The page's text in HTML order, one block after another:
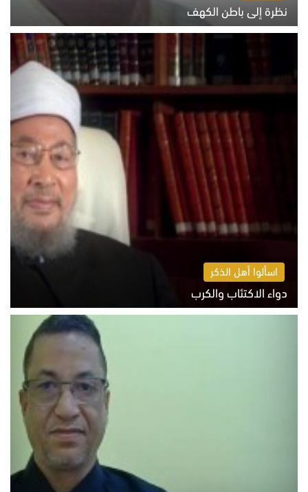
نظرة إلى باطن الكهف
السبت 8 أغسطس 2026 11:04 ص
اسألوا أهل الذكر
دواء الاكتئاب والكرب
السبت 8 أغسطس 2026 10:54 ص